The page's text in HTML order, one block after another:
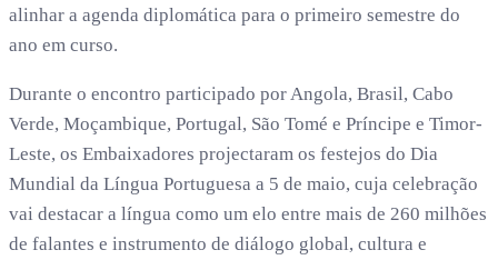
alinhar a agenda diplomática para o primeiro semestre do
ano em curso.
Durante o encontro participado por Angola, Brasil, Cabo
Verde, Moçambique, Portugal, São Tomé e Príncipe e Timor-
Leste, os Embaixadores projectaram os festejos do Dia
Mundial da Língua Portuguesa a 5 de maio, cuja celebração
vai destacar a língua como um elo entre mais de 260 milhões
de falantes e instrumento de diálogo global, cultura e